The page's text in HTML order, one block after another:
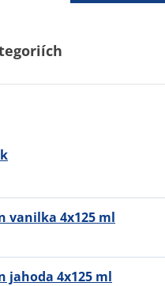
vanilka 4x125 ml
jahoda 4x125 ml